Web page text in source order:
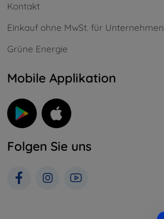
Kontakt
Einkauf ohne MwSt. für Unternehmen
Grüne Energie
Mobile Applikation
Folgen Sie uns